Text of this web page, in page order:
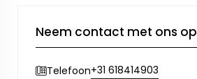
Neem contact met ons op
Telefoon+31 618414903